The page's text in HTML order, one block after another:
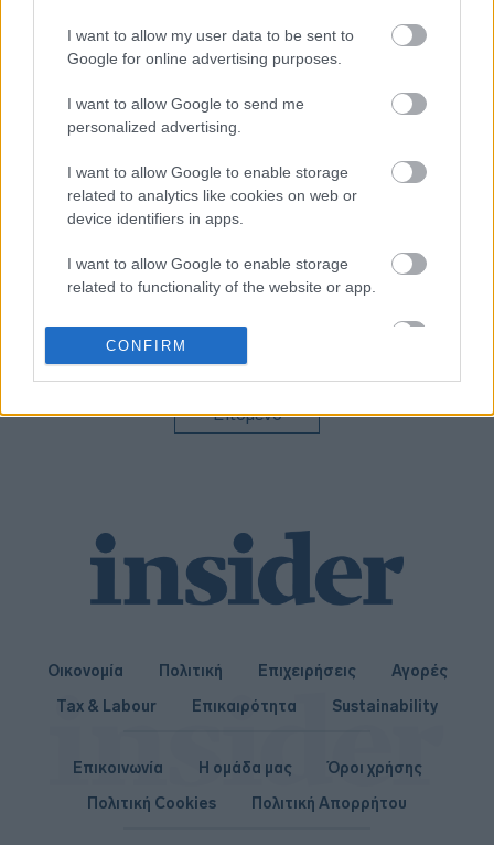
I want to allow my user data to be sent to
Google for online advertising purposes.
I want to allow Google to send me
personalized advertising.
I want to allow Google to enable storage
related to analytics like cookies on web or
device identifiers in apps.
I want to allow Google to enable storage
related to functionality of the website or app.
I want to allow Google to enable storage
related to personalization.
related to security, including authentication
CONFIRM
ΤΕΡΝΑ και τα «νερά»
της ΕΥΔΑΠ
Δωρεάν οι
Τράπεζα Πειραιώς
Alpha Bank:
Προαιρετικό πακέτο
υπηρεσιών χαμηλού
κόστους και μηδενικές
μισθωτούς
Επόμενο
Οικονομία Πολιτική Επιχειρήσεις
Αγορές
Tax & Labour
Επικαιρότητα Sustainability
Επικοινωνία Η ομάδα μας
Όροι χρήσης
Πολιτική Cookies
Πολιτική Απορρήτου